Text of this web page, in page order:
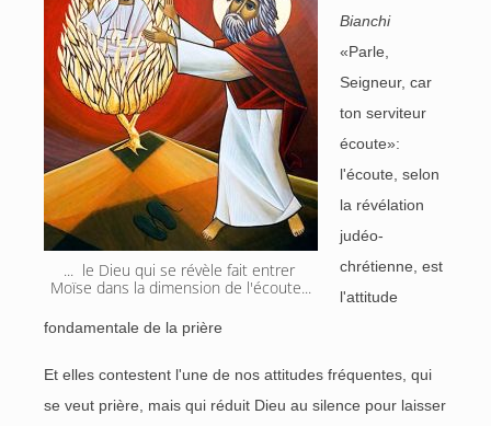
...  le Dieu qui se révèle fait entrer
Moïse dans la dimension de l'écoute...
Bianchi
«Parle,
Seigneur, car
ton serviteur
écoute»:
l'écoute, selon
la révélation
judéo-
chrétienne, est
l'attitude
fondamentale de la prière
Et elles contestent l'une de nos attitudes fréquentes, qui
se veut prière, mais qui réduit Dieu au silence pour laisser